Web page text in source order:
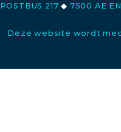
POSTBUS 217◆ 7500 AE
Deze website wordt